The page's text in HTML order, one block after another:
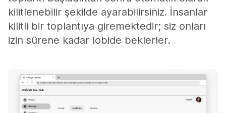
kilitlenebilir şekilde ayarabilirsiniz. İnsanlar
kilitli bir toplantıya giremektedir; siz onları
izin sürene kadar lobide beklerler.